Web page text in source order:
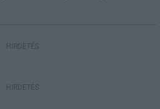
HIRDETÉS
HIRDETÉS